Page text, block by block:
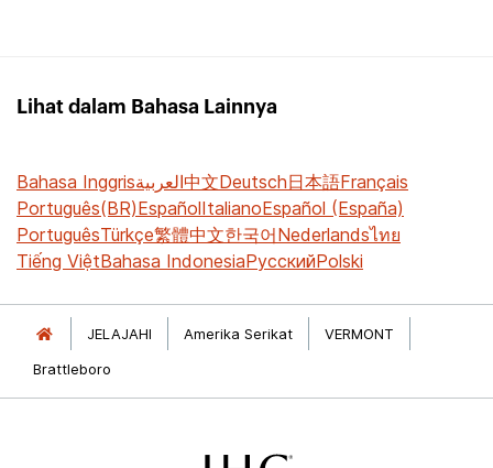
Lihat dalam Bahasa Lainnya
Bahasa Inggrisالعربية中文Deutsch日本語Français
Português(BR)EspañolItalianoEspañol (España)
PortuguêsTürkçe繁體中文한국어Nederlandsไทย
Tiếng ViệtBahasa IndonesiaРусскийPolski
JELAJAHI Amerika Serikat
VERMONT
Brattleboro